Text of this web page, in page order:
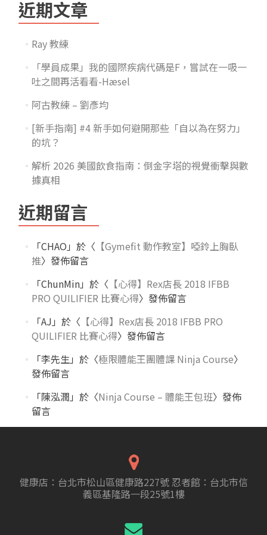
近期文章
Ray 教練
「學員成果」我的國際疾病代碼是F，嘗試在一吸一
吐之間再活看看-Hæsel
阿古教練 – 劉彥均
[新手指南] #4 新手如何避開那些「自以為在努力」
的坑？
解析 2026 美國飲食指南：倒金字塔的視覺衝擊與數
據真相
近期留言
「CHAO 」於〈 【Gymefit 動作教室】啞鈴上胸臥
推〉發佈留言
「ChunMin」於〈 【心得】Rex店長 2018 IFBB
PRO QUILIFIER 比賽心得〉發佈留言
「AJ 」於〈 【心得】Rex店長 2018 IFBB PRO
QUILIFIER 比賽心得〉發佈留言
「李先生」於〈極限體能王團體課 Ninja Course〉
發佈留言
「陳泓潤 」於〈Ninja Course – 體能王包班〉發佈
留言
健康店：台北市松山區健康路227號 忍者館：台北市信
義區基隆路一段25號1樓